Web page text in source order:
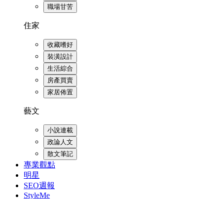
職場甘苦
住家
收藏嗜好
裝潢設計
生活綜合
房產買賣
家居佈置
藝文
小說連載
政論人文
散文筆記
專業觀點
明星
SEO週報
StyleMe